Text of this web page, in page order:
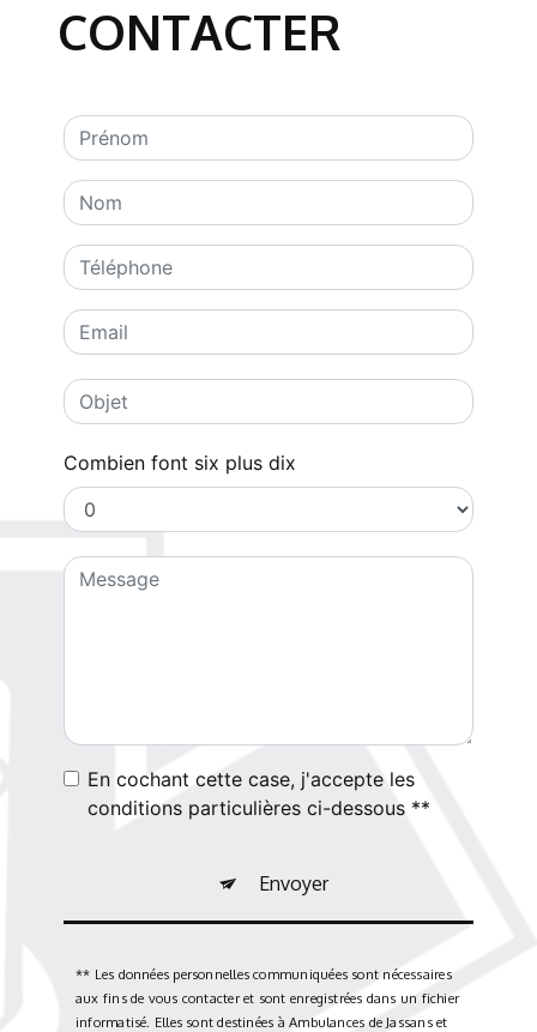
CONTACTER
Combien font six plus dix
En cochant cette case, j'accepte les
conditions particulières ci-dessous **
Envoyer
** Les données personnelles communiquées sont nécessaires
aux fins de vous contacter et sont enregistrées dans un fichier
informatisé. Elles sont destinées à Ambulances de Jassans et